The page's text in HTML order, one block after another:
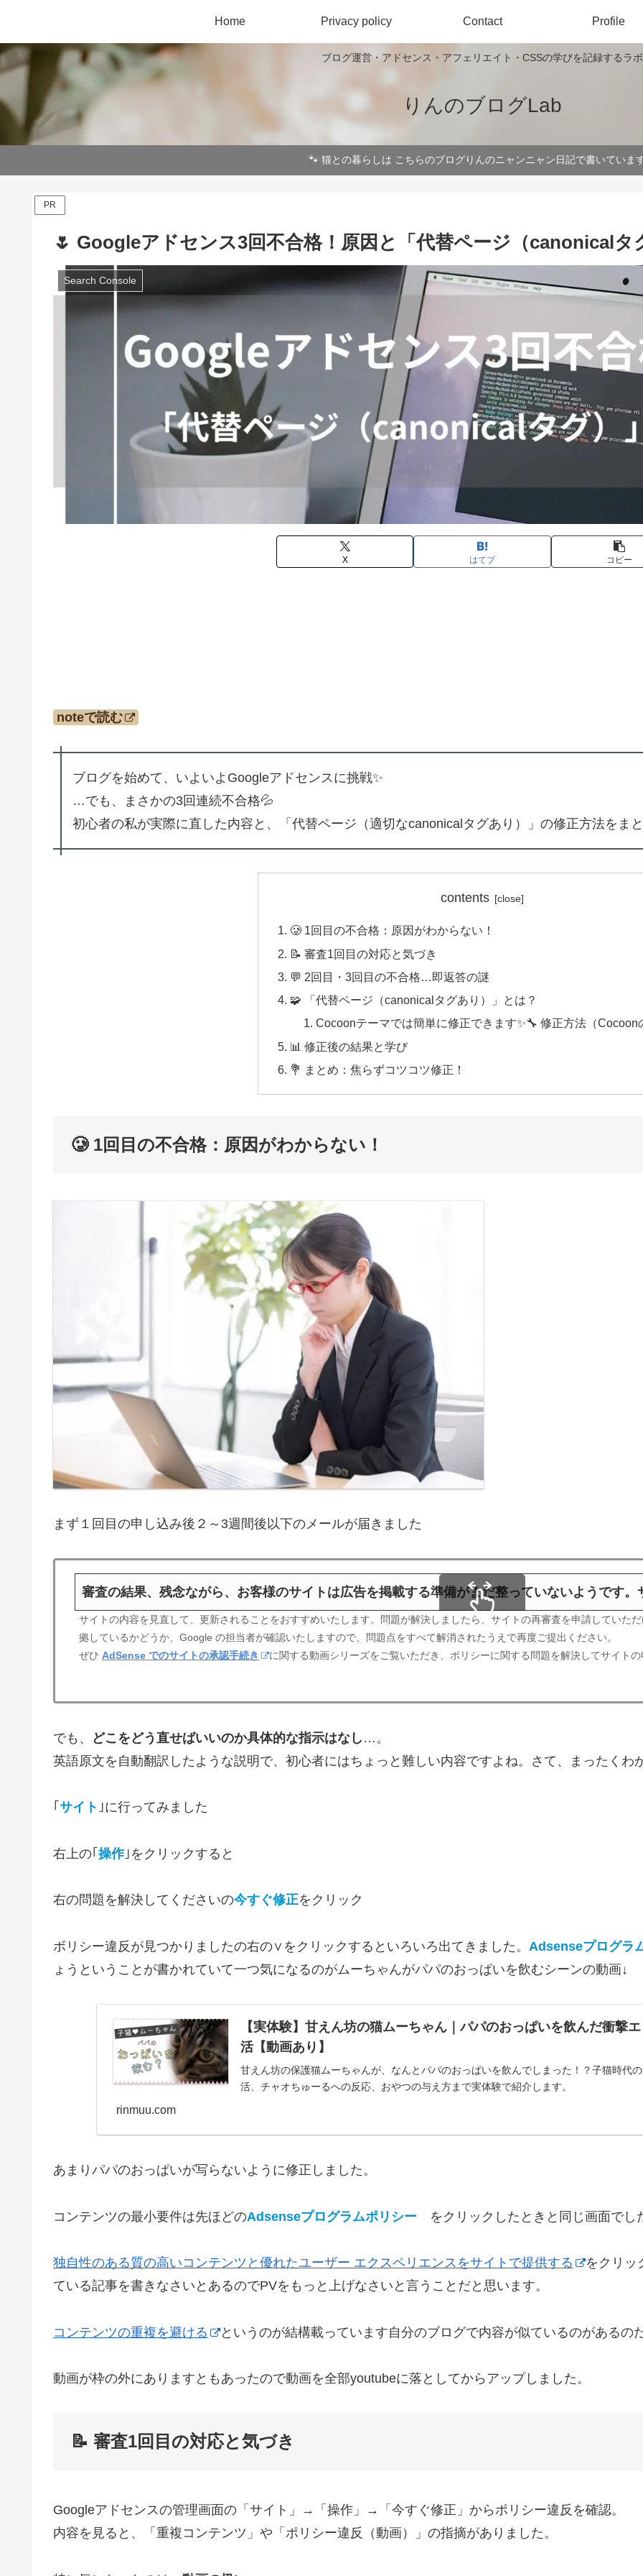
ブログ運営・アドセンス・アフェリエイト・CSSの学びを記録するラボ
りんのブログLab
Home Privacy policy Contact Profile
🐾 猫との暮らしは こちらのブログりんのニャンニャン日記で書いています
PR
🌷 Googleアドセンス3回不合格！原因と「代替ページ（canonicalタ
Search Console
X はてブ コピー
noteで読む
ブログを始めて、いよいよGoogleアドセンスに挑戦✨
…でも、まさかの3回連続不合格💦
初心者の私が実際に直した内容と、「代替ページ（適切なcanonicalタグあり）」の修正方法をまと
contents
🥲 1回目の不合格：原因がわからない！
📝 審査1回目の対応と気づき
💬 2回目・3回目の不合格…即返答の謎
🧩 「代替ページ（canonicalタグあり）」とは？
Cocoonテーマでは簡単に修正できます✨🔧 修正方法（Cocoon
📊 修正後の結果と学び
💐 まとめ：焦らずコツコツ修正！
🥲 1回目の不合格：原因がわからない！
まず１回目の申し込み後２～3週間後以下のメールが届きました
審査の結果、残念ながら、お客様のサイトは広告を掲載する準備がまだ整っていないようです
スクロールできます
サイトの内容を見直して、更新されることをおすすめいたします。問題が解決しましたら、サイトの再審査を申請していた
拠しているかどうか、Google の担当者が確認いたしますので、問題点をすべて解消されたうえで再度ご提出ください。
ぜひ AdSense でのサイトの承認手続き に関する動画シリーズをご覧いただき、ポリシーに関する問題を解決してサイトの
でも、 どこをどう直せばいいのか具体的な指示はなし …。
英語原文を自動翻訳したような説明で、初心者にはちょっと難しい内容ですよね。さて、まったくわ
｢ サイト ｣に行ってみました
右上の｢ 操作｣をクリックすると
右の問題を解決してくださいの今すぐ修正をクリック
ボリシー違反が見つかりましたの右の∨をクリックするといろいろ出てきました。 Adsenseプログラ
ょうということが書かれていて一つ気になるのがムーちゃんがパパのおっぱいを飲むシーンの動画↓
【実体験】甘えん坊の猫ムーちゃん｜パパのおっぱいを飲んだ衝撃
活【動画あり】
甘えん坊の保護猫ムーちゃんが、なんとパパのおっぱいを飲んでしまった！？子猫時代
活、チャオちゅーるへの反応、おやつの与え方まで実体験で紹介します。
rinmuu.com
あまりパパのおっぱいが写らないように修正しました。
コンテンツの最小要件は先ほどのAdsenseプログラムポリシー をクリックしたときと同じ画面でし
独自性のある質の高いコンテンツと優れたユーザー エクスペリエンスをサイトで提供する
をクリッ
ている記事を書きなさいとあるのでPVをもっと上げなさいと言うことだと思います。
コンテンツの重複を避ける というのが結構載っています自分のブログで内容が似ているのがあるの
動画が枠の外にありますともあったので動画を全部youtubeに落としてからアップしました。
📝 審査1回目の対応と気づき
Googleアドセンスの管理画面の「サイト」→「操作」→「今すぐ修正」からポリシー違反を確認。
内容を見ると、「重複コンテンツ」や「ポリシー違反（動画）」の指摘がありました。